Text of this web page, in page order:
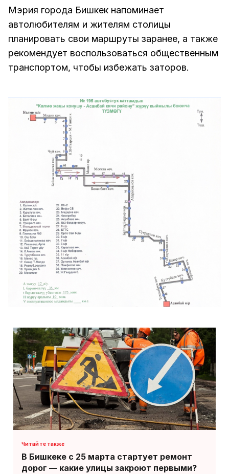
Мэрия города Бишкек напоминает
автолюбителям и жителям столицы
планировать свои маршруты заранее, а также
рекомендует воспользоваться общественным
транспортом, чтобы избежать заторов.
В Бишкеке с 25 марта стартует ремонт
дорог — какие улицы закроют первыми?